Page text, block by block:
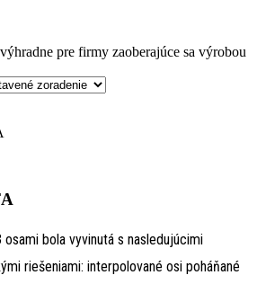
pre firmy zaoberajúce sa výrobou
osami bola vyvinutá s nasledujúcimi
riešeniami: interpolované osi poháňané